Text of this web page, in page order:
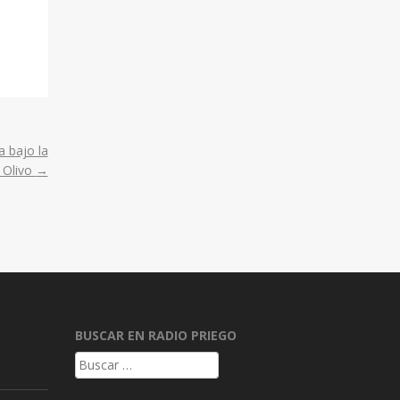
bajo la
→
BUSCAR EN RADIO PRIEGO
Buscar: